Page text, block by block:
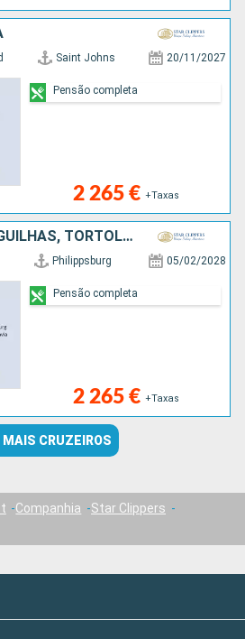
Saint Johns 20/11/2027
2 265 € +Taxas
Pensão completa
SÃO MARTINHO, ANGUILHAS, TORTOLA, JOST VAN DYKE, NORMAN ISLAND, CANAL SIR FRANCIS DRAKE, ANTÍGUA E BARBUDA, VIRGIN GORDA, FRANÇA
Philippsburg 05/02/2028
2 265 € +Taxas
Pensão completa
MAIS CRUZEIROS
Companhia
Star Clippers